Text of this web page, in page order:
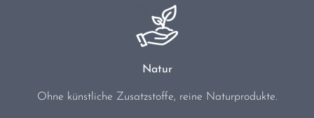
Natur
Ohne künstliche Zusatzstoffe, reine Naturprodukte.